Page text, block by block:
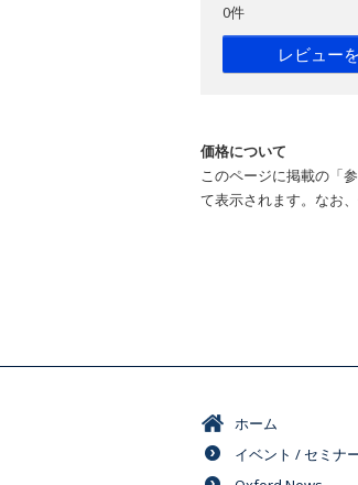
0件
レビュー
価格について
このページに掲載の「
て表示されます。なお
ホーム
イベント / セミナ